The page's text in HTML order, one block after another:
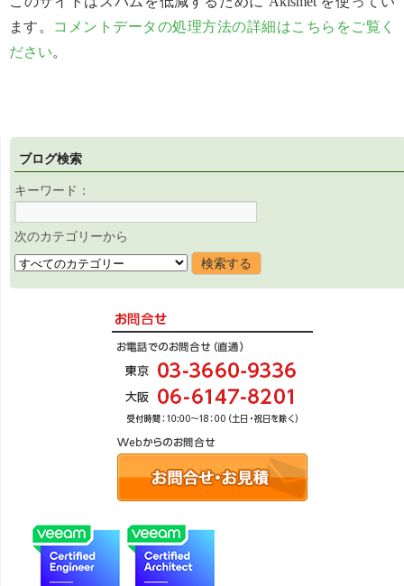
ます。 コメントデータの処理方法の詳細はこちらをご覧く
ださい。
ブログ検索
キーワード：
次のカテゴリーから